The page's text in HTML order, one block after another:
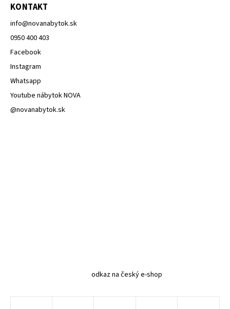
KONTAKT
info@novanabytok.sk
0950 400 403
Facebook
Instagram
Whatsapp
Youtube nábytok NOVA
@novanabytok.sk
odkaz na český e-shop